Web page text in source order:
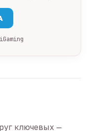
ключевых —